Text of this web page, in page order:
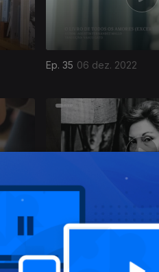
Ep. 35 06 dez. 2022
Ep. 31 08 nov. 2022